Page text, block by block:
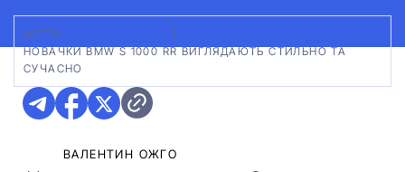
ФОТО:
НОВАЧКИ BMW S 1000 RR ВИГЛЯДАЮТЬ СТИЛЬНО ТА
СУЧАСНО
ВАЛЕНТИН ОЖГО